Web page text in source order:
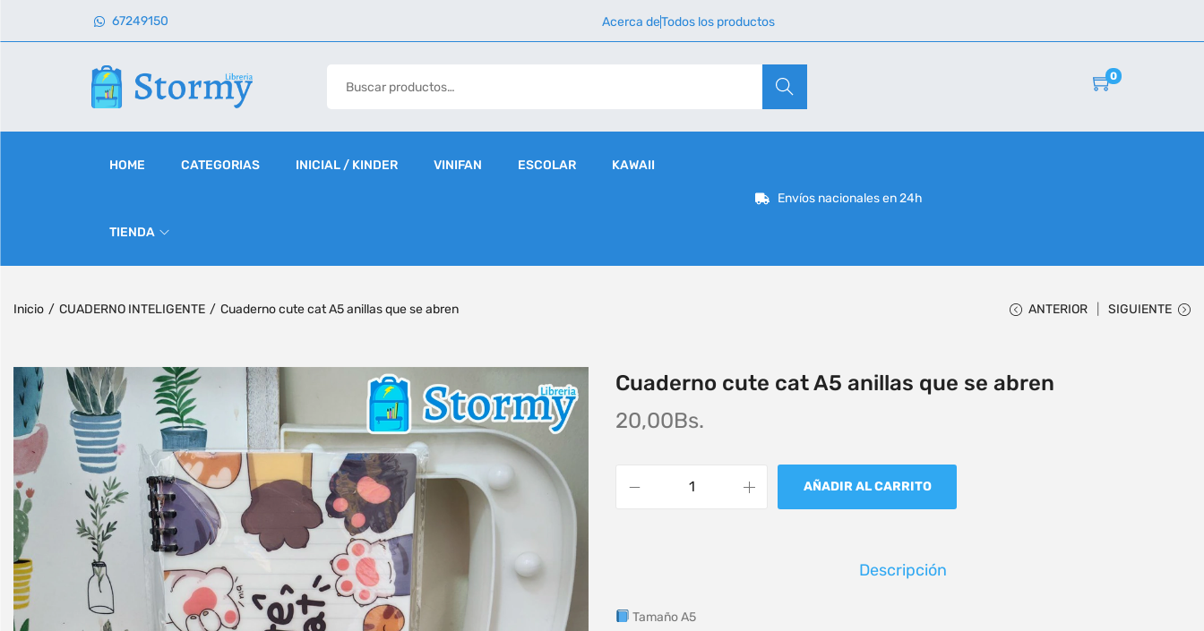
67249150 Acerca deTodos los productos
Buscar
0
HOME CATEGORIAS INICIAL / KINDER VINIFAN ESCOLAR KAWAII
TIENDA
Envíos nacionales en 24h
Inicio / CUADERNO INTELIGENTE / Cuaderno cute cat A5 anillas que se abren ANTERIOR SIGUIENTE
Cuaderno cute cat A5 anillas que se abren
20,00Bs.
AÑADIR AL CARRITO
Descripción
Tamaño A5